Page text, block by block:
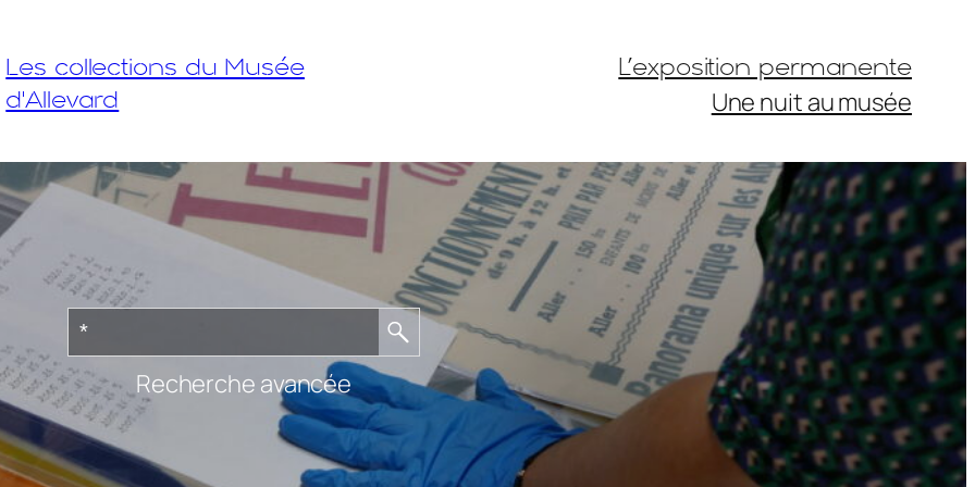
Les collections du Musée
d'Allevard
L’exposition permanente
Une nuit au musée
Recherche avancée